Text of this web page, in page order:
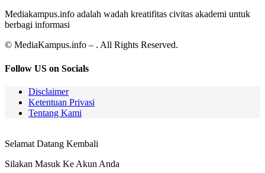
Mediakampus.info adalah wadah kreatifitas civitas akademi untuk
berbagi informasi
© MediaKampus.info – . All Rights Reserved.
Follow US on Socials
Disclaimer
Ketentuan Privasi
Tentang Kami
Selamat Datang Kembali
Silakan Masuk Ke Akun Anda